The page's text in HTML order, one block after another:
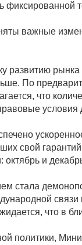
фиксированной
важные
развитию рынка
По
что
условия
свой
и
стала
что в
политики,